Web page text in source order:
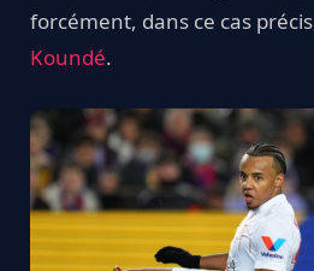
forcément, dans ce cas
Koundé.